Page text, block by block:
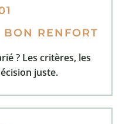
BON RENFORT
? Les critères, les
juste.